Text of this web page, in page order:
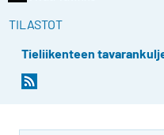
TILASTOT
Tieliikenteen